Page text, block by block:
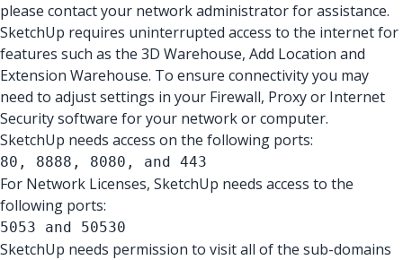
please contact your network administrator for assistance.
SketchUp requires uninterrupted access to the internet for
features such as the 3D Warehouse, Add Location and
Extension Warehouse. To ensure connectivity you may
need to adjust settings in your Firewall, Proxy or Internet
Security software for your network or computer.
SketchUp needs access on the following ports:
80, 8888, 8080, and 443
For Network Licenses, SketchUp needs access to the
following ports:
5053 and 50530
SketchUp needs permission to visit all of the sub-domains